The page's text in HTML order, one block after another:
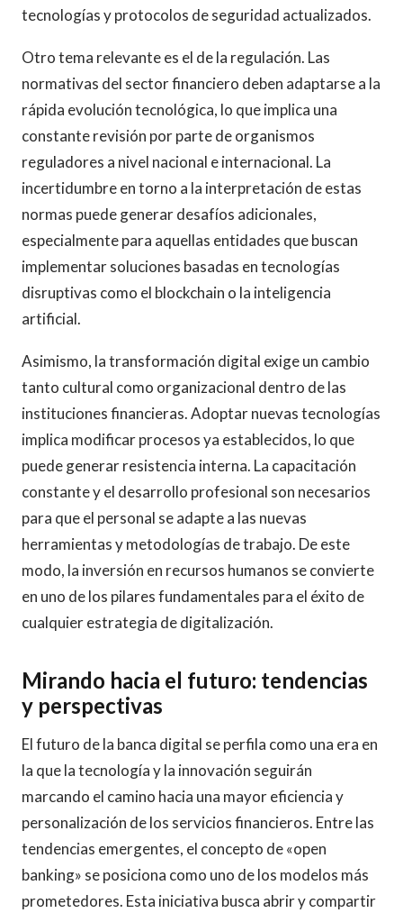
tecnologías y protocolos de seguridad actualizados.
Otro tema relevante es el de la regulación. Las
normativas del sector financiero deben adaptarse a la
rápida evolución tecnológica, lo que implica una
constante revisión por parte de organismos
reguladores a nivel nacional e internacional. La
incertidumbre en torno a la interpretación de estas
normas puede generar desafíos adicionales,
especialmente para aquellas entidades que buscan
implementar soluciones basadas en tecnologías
disruptivas como el blockchain o la inteligencia
artificial.
Asimismo, la transformación digital exige un cambio
tanto cultural como organizacional dentro de las
instituciones financieras. Adoptar nuevas tecnologías
implica modificar procesos ya establecidos, lo que
puede generar resistencia interna. La capacitación
constante y el desarrollo profesional son necesarios
para que el personal se adapte a las nuevas
herramientas y metodologías de trabajo. De este
modo, la inversión en recursos humanos se convierte
en uno de los pilares fundamentales para el éxito de
cualquier estrategia de digitalización.
Mirando hacia el futuro: tendencias
y perspectivas
El futuro de la banca digital se perfila como una era en
la que la tecnología y la innovación seguirán
marcando el camino hacia una mayor eficiencia y
personalización de los servicios financieros. Entre las
tendencias emergentes, el concepto de «open
banking» se posiciona como uno de los modelos más
prometedores. Esta iniciativa busca abrir y compartir